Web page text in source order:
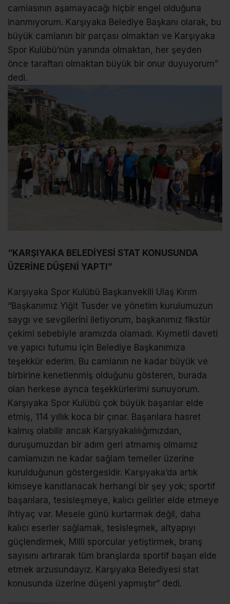
camiasının aşamayacağı hiçbir engel olduğuna
inanmıyorum. Karşıyaka Belediye Başkanı olarak, bu
büyük camianın bir parçası olmaktan ve Karşıyaka
Spor Kulübü’nün yanında olmaktan, her şeyden
önce taraftarı olmaktan büyük bir onur duyuyorum”
dedi.
“KARŞIYAKA BELEDİYESİ STAT KONUSUNDA
ÜZERİNE DÜŞENİ YAPTI”
Karşıyaka Spor Kulübü Başkanvekili Ulaş Kırım
“Başkanımız Yiğit Tusder ve yönetim kurulumuzun
saygı ve sevgilerini iletiyorum, başkanımız fikstür
çekimi sebebiyle aramızda olamadı. Kıymetli daveti
ve yapıcı tutumu için Belediye Başkanımıza
teşekkür ederim. Bu camianın ne kadar büyük ve
birbirine kenetlenmiş olduğunu gösteren, burada
olan herkese ayrıca teşekkürlerimi sunuyorum.
Karşıyaka Spor Kulübü çok büyük başarılar elde
etmiş, 114 yıllık koca bir çınar. Başarılara hasret
kalmış olabilir ancak Karşıyakalılığımızdan,
duruşumuzdan bir adım geri atmamış olmamız
camiamızın ne kadar sağlam temeller üzerine
kurulduğunun göstergesidir. Karşıyaka’da artık
kimseye kanıtlanacak herhangi bir şey yok; sportif
başarılara, tesisleşmeye, kalıcı gelirler elde etmeye
ihtiyaç var. Mesele günü kurtarmak değil, daha
kalıcı eserler sağlamak, tesisleşmek, altyapıyı
güçlendirmek, Milli sporcular yetiştirmek, branş
sayısını artırarak tüm branşlarda sportif başarı elde
etmek arzusundayız. Karşıyaka Belediyesi stat
konusunda üzerine düşeni yapmıştır” dedi.